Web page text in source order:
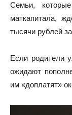
Семьи,
маткапитала,
тысячи рублей
Если родители
ожидают
им «доплатят»